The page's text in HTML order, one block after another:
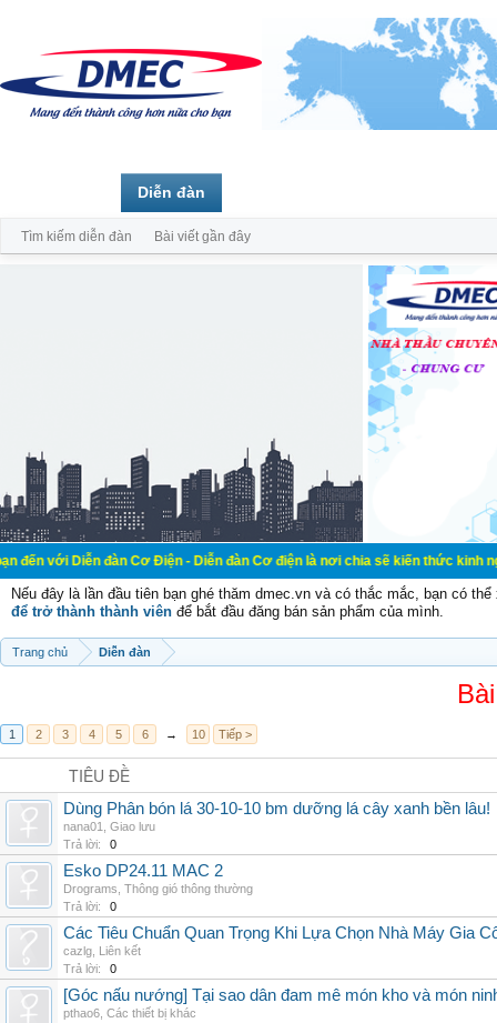
đàn Cơ Điện - Diễn đàn Cơ điện là nơi chia sẽ kiến thức kinh nghiệm
Nếu đây là lần đầu tiên bạn ghé thăm dmec.vn và có thắc mắc, bạn có
để trở thành thành viên để bắt đầu đăng bán sản phẩm của mình.
Trang chủ Diễn đàn
1 2 3 4 5 6 → 10 Tiếp >
TIÊU ĐỀ
Dùng Phân bón lá 30-10-10 bm dưỡng lá cây xanh bền lâu!
nana01
Giao lưu
Trả lời:
0
Esko DP24.11 MAC 2
Drograms Thông gió thông thường
Trả lời:
0
Các Tiêu Chuẩn Quan Trọng Khi Lựa Chọn Nhà Máy Gia
cazlg Liên kết
Trả lời:
0
[Góc nấu nướng] Tại sao dân đam mê món kho và món
pthao6 Các thiết bị khác
Diễn đàn
Tìm kiếm diễn đàn Bài viết gần đây